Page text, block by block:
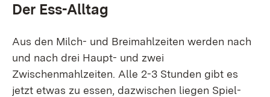
Der Ess-Alltag
Aus den Milch- und Breimahlzeiten werden nach
und nach drei Haupt- und zwei
Zwischenmahlzeiten. Alle 2-3 Stunden gibt es
jetzt etwas zu essen, dazwischen liegen Spiel-